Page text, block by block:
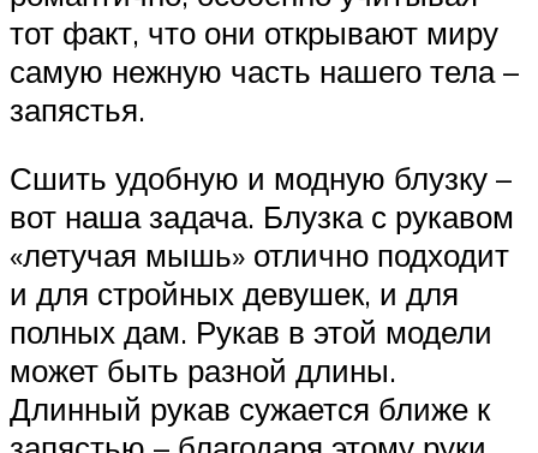
тот факт, что они открывают миру
самую нежную часть нашего тела –
запястья.
Сшить удобную и модную блузку –
вот наша задача. Блузка с рукавом
«летучая мышь» отлично подходит
и для стройных девушек, и для
полных дам. Рукав в этой модели
может быть разной длины.
Длинный рукав сужается ближе к